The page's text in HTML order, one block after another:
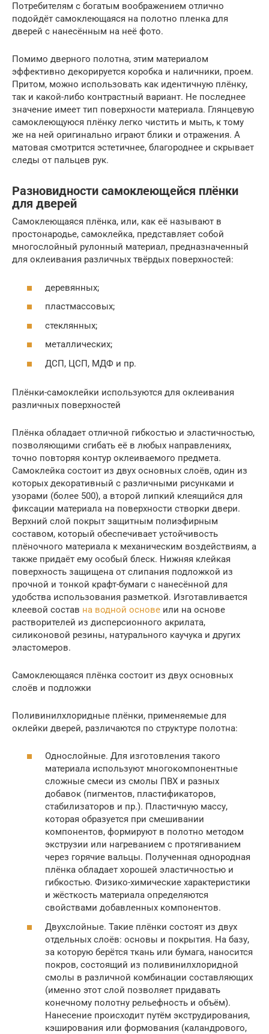
Потребителям с богатым воображением отлично
подойдёт самоклеющаяся на полотно пленка для
дверей с нанесённым на неё фото.
Помимо дверного полотна, этим материалом
эффективно декорируется коробка и наличники, проем.
Притом, можно использовать как идентичную плёнку,
так и какой-либо контрастный вариант. Не последнее
значение имеет тип поверхности материала. Глянцевую
самоклеющуюся плёнку легко чистить и мыть, к тому
же на ней оригинально играют блики и отражения. А
матовая смотрится эстетичнее, благороднее и скрывает
следы от пальцев рук.
Разновидности самоклеющейся плёнки
для дверей
Самоклеющаяся плёнка, или, как её называют в
простонародье, самоклейка, представляет собой
многослойный рулонный материал, предназначенный
для оклеивания различных твёрдых поверхностей:
деревянных;
пластмассовых;
стеклянных;
металлических;
ДСП, ЦСП, МДФ и пр.
Плёнки-самоклейки используются для оклеивания
различных поверхностей
Плёнка обладает отличной гибкостью и эластичностью,
позволяющими сгибать её в любых направлениях,
точно повторяя контур оклеиваемого предмета.
Самоклейка состоит из двух основных слоёв, один из
которых декоративный с различными рисунками и
узорами (более 500), а второй липкий клеящийся для
фиксации материала на поверхности створки двери.
Верхний слой покрыт защитным полиэфирным
составом, который обеспечивает устойчивость
плёночного материала к механическим воздействиям, а
также придаёт ему особый блеск. Нижняя клейкая
поверхность защищена от слипания подложкой из
прочной и тонкой крафт-бумаги с нанесённой для
удобства использования разметкой. Изготавливается
клеевой состав на водной основе или на основе
растворителей из дисперсионного акрилата,
силиконовой резины, натурального каучука и других
эластомеров.
Самоклеющаяся плёнка состоит из двух основных
слоёв и подложки
Поливинилхлоридные плёнки, применяемые для
оклейки дверей, различаются по структуре полотна:
Однослойные. Для изготовления такого
материала используют многокомпонентные
сложные смеси из смолы ПВХ и разных
добавок (пигментов, пластификаторов,
стабилизаторов и пр.). Пластичную массу,
которая образуется при смешивании
компонентов, формируют в полотно методом
экструзии или нагреванием с протягиванием
через горячие вальцы. Полученная однородная
плёнка обладает хорошей эластичностью и
гибкостью. Физико-химические характеристики
и жёсткость материала определяются
свойствами добавленных компонентов.
Двухслойные. Такие плёнки состоят из двух
отдельных слоёв: основы и покрытия. На базу,
за которую берётся ткань или бумага, наносится
покров, состоящий из поливинилхлоридной
смолы в различной комбинации составляющих
(именно этот слой позволяет придавать
конечному полотну рельефность и объём).
Нанесение происходит путём экструдирования,
кэширования или формования (каландрового,